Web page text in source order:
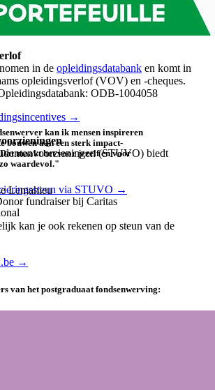
in de opleidingsdatabank en komt in
opleidingsverlof (VOV) en -cheques.
ODB-1004058
→
(STUVO) biedt
via STUVO →
kan je ook rekenen op steun van de
→
van het postgraduaat fondsenwerving:
kan ik mensen inspireren
bouwen aan een sterk impact­
maakt het voor jezelf en voor
waardevol."
Lemahieu
fundraiser bij Caritas